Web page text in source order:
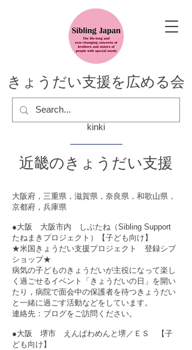
きょうだい支援を広める会
kinki
近畿のきょうだい支援
大阪府，三重県，滋賀県，奈良県，和歌山県，
京都府，兵庫県
●大阪 大阪市内 しぶたね（Sibling Support
たねまきプロジェクト）【子ども向け】
★米国きょうだい支援プロジェクト 登録シブ
ショップ★
病気の子どものきょうだいが主役になって楽し
く過ごせるイベント「きょうだいの日」を開い
たり，病院で面会中の保護者を待つきょうだい
と一緒に過ごす活動などをしています。
連絡先： ブログをご訪問ください。
●大阪 堺市 えんぱわめんと堺／ＥＳ 【子
ども向け】